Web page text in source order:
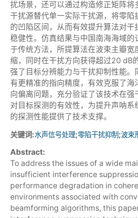
扰场景，还可以通过构造修正矩阵将
干扰源替代单一实际干扰源，将零陷
的凹陷区间，从而有效提升算法对干
稳健性。仿真结果与中国南海海域的
于传统方法，所提算法在波束主瓣宽
缩，同时在干扰方向获得超过20 dB
强了目标分辨能力与干扰抑制性能。
有更精准的指向精度，有效克服了海
向偏离问题，充分验证了该技术在强
对目标探测的有效性，为提升声呐系
的探测性能提供了技术支撑。
关键词:水声信号处理;零陷干扰抑制 ;波束
Abstract:
To address the issues of a wide
insufficient interference
performance degradation in
environments associated with
beamforming algorithms, this